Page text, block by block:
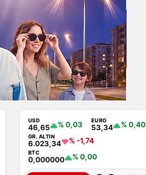
USD
46,65 % 0,03 EURO
53,34 % 0,40
GR. ALTIN
6.023,34 % -1,74
BTC
0,000000 % 0,00